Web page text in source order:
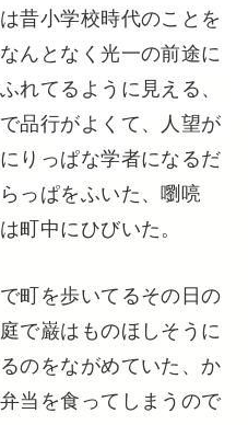
昔小学校時代のことを
んとなく光一の前途に
れてるように見える、
品行がよくて、人望が
りっぱな学者になるだ
っぱをふいた、嚠喨
町中にひびいた。
町を歩いてるその日の
で巌はものほしそうに
のをながめていた、か
当を食ってしまうので